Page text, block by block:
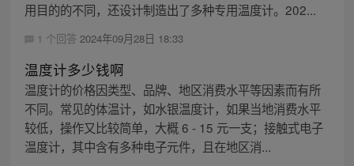
用目的的不同，还设计制造出了多种专用温度计。202...
1 个回答 2024年09月28日 18:33
温度计多少钱啊
温度计的价格因类型、品牌、地区消费水平等因素而有所
不同。常见的体温计，如水银温度计，如果当地消费水平
较低，操作又比较简单，大概 6 - 15 元一支；接触式电子
温度计，其中含有多种电子元件，且在地区消...